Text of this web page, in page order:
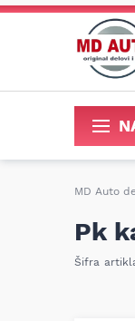
MD Auto
Pk
Šifra